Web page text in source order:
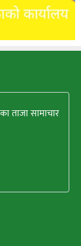
ताजा सामाचार